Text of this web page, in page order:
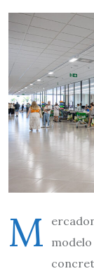
M
modelo